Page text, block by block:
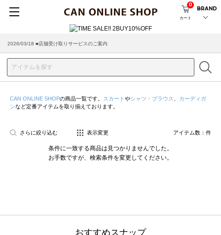
カート
0
BRAND
2026/03/18 ■店舗受け取りサービスのご案内
CAN ONLINE SHOPの商品一覧です。 スカート やシャツ・ブラウス
カーディガ
ンなど定番アイテムを取り揃えております。
さらに絞り込む 表示変更 アイテム数： 件
条件に一致する商品は見つかりませんでした。
お手数ですが、検索条件を変更してください。
おすすめスナップ